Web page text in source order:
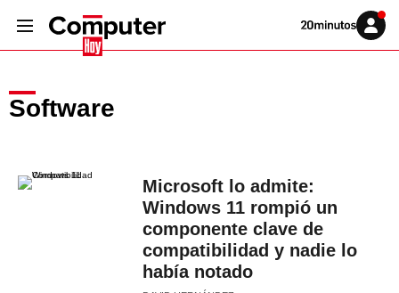
Volver
Iniciar
sesión
Software
Microsoft lo admite:
Windows 11 rompió un
componente clave de
compatibilidad y nadie lo
había notado